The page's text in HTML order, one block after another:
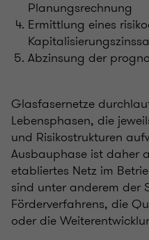
Planungsrechnung
Ermittlung eines
Abzinsung der
Glasfasernetze
Lebensphasen, die
und Risikostrukturen
Ausbauphase ist daher
etabliertes Netz im
sind unter anderem der
Förderverfahrens, die
oder die